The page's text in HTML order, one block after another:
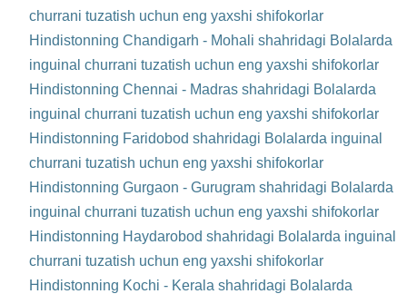
churrani tuzatish uchun eng yaxshi shifokorlar
Hindistonning Chandigarh - Mohali shahridagi Bolalarda
inguinal churrani tuzatish uchun eng yaxshi shifokorlar
Hindistonning Chennai - Madras shahridagi Bolalarda
inguinal churrani tuzatish uchun eng yaxshi shifokorlar
Hindistonning Faridobod shahridagi Bolalarda inguinal
churrani tuzatish uchun eng yaxshi shifokorlar
Hindistonning Gurgaon - Gurugram shahridagi Bolalarda
inguinal churrani tuzatish uchun eng yaxshi shifokorlar
Hindistonning Haydarobod shahridagi Bolalarda inguinal
churrani tuzatish uchun eng yaxshi shifokorlar
Hindistonning Kochi - Kerala shahridagi Bolalarda